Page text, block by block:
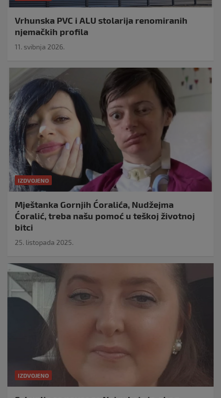
Vrhunska PVC i ALU stolarija renomiranih
njemačkih profila
11. svibnja 2026.
IZDVOJENO
Mještanka Gornjih Ćoralića, Nudžejma
Ćoralić, treba našu pomoć u teškoj životnoj
bitci
25. listopada 2025.
IZDVOJENO